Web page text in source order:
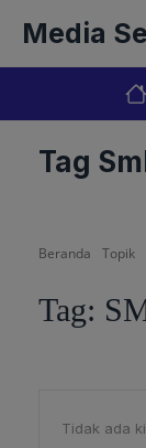
isi
Media
Tag
Beranda Topik
Tag:
Tidak ada